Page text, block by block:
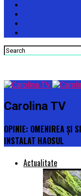
Carolina TV
OPINIE: OMENIREA ȘI
INSTALAT HAOSUL
Actualitate